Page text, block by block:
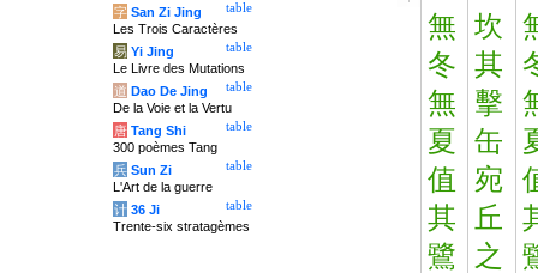
無
冬
無
夏
值
其
鷺
坎
其
擊
缶
宛
丘
之
table
字 San Zi Jing
Les Trois Caractères
table
易 Yi Jing
Le Livre des Mutations
table
道 Dao De Jing
De la Voie et la Vertu
table
唐 Tang Shi
300 poèmes Tang
table
兵 Sun Zi
L'Art de la guerre
table
计 36 Ji
Trente-six stratagèmes